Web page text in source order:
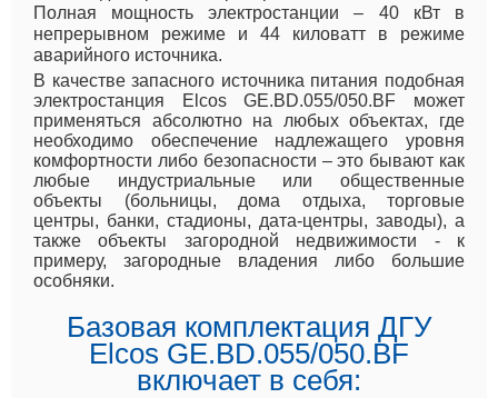
Полная мощность электростанции – 40 кВт в
непрерывном режиме и 44 киловатт в режиме
аварийного источника.
В качестве запасного источника питания подобная
электростанция Elcos GE.BD.055/050.BF может
применяться абсолютно на любых объектах, где
необходимо обеспечение надлежащего уровня
комфортности либо безопасности – это бывают как
любые индустриальные или общественные
объекты (больницы, дома отдыха, торговые
центры, банки, стадионы, дата-центры, заводы), а
также объекты загородной недвижимости - к
примеру, загородные владения либо большие
особняки.
Базовая комплектация ДГУ
Elcos GE.BD.055/050.BF
включает в себя: